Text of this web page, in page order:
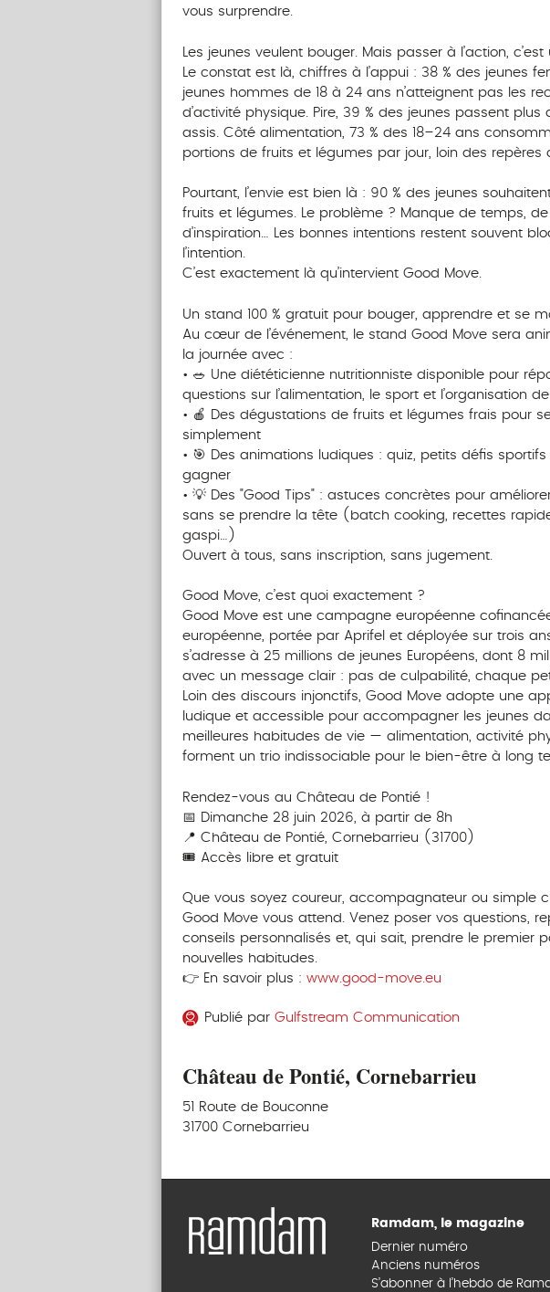
vous surprendre.
Les jeunes veulent bouger. Mais passer à l’action,
Le constat est là, chiffres à l’appui : 38 % des jeunes
jeunes hommes de 18 à 24 ans n’atteignent pas les
d’activité physique. Pire, 39 % des jeunes passent plus
assis. Côté alimentation, 73 % des 18–24 ans
portions de fruits et légumes par jour, loin des repères
Pourtant, l’envie est bien là : 90 % des jeunes
fruits et légumes. Le problème ? Manque de temps,
d’inspiration… Les bonnes intentions restent souvent
l’intention.
C’est exactement là qu’intervient Good Move.
Un stand 100 % gratuit pour bouger, apprendre et se
Au cœur de l’événement, le stand Good Move sera
la journée avec :
• 🥗 Une diététicienne nutritionniste disponible pour
questions sur l’alimentation, le sport et l’organisation
• 🍎 Des dégustations de fruits et légumes frais pour
simplement
• 🎯 Des animations ludiques : quiz, petits défis
gagner
• 💡 Des "Good Tips" : astuces concrètes pour
sans se prendre la tête (batch cooking, recettes
gaspi…)
Ouvert à tous, sans inscription, sans jugement.
Good Move, c’est quoi exactement ?
Good Move est une campagne européenne cofinancée
européenne, portée par Aprifel et déployée sur trois
s’adresse à 25 millions de jeunes Européens, dont 8
avec un message clair : pas de culpabilité, chaque
Loin des discours injonctifs, Good Move adopte une
ludique et accessible pour accompagner les jeunes
meilleures habitudes de vie — alimentation, activité
forment un trio indissociable pour le bien-être à long
Rendez-vous au Château de Pontié !
📅 Dimanche 28 juin 2026, à partir de 8h
📍 Château de Pontié, Cornebarrieu (31700)
🎟️ Accès libre et gratuit
Que vous soyez coureur, accompagnateur ou simple
Good Move vous attend. Venez poser vos questions,
conseils personnalisés et, qui sait, prendre le premier
nouvelles habitudes.
👉 En savoir plus : www.good-move.eu
Publié par Gulfstream Communication
Château de Pontié, Cornebarrieu
51 Route de Bouconne
31700 Cornebarrieu
Ramdam, le magazine
Dernier numéro
Anciens numéros
S’abonner à l’hebdo de